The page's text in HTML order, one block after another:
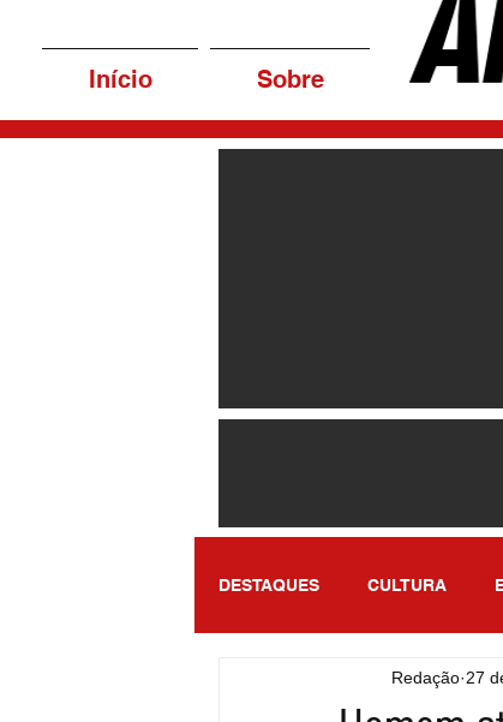
Início Sobre
DESTAQUES CULTURA
ENTRETENIMENTORedação 27